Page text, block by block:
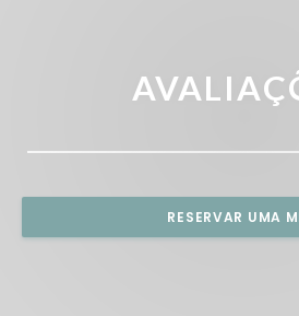
RESERVAR UMA